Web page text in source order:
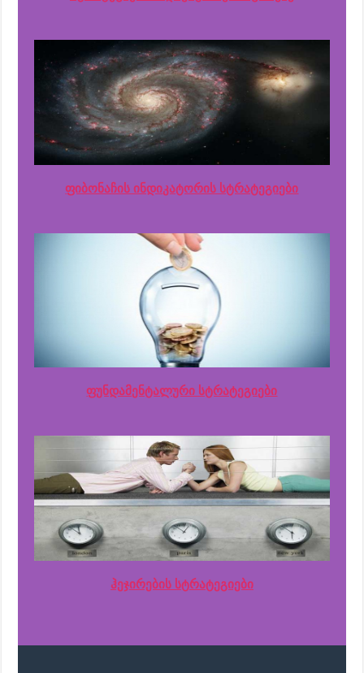
ფიბონაჩის ინდიკატორის სტრატეგიები
ფუნდამენტალური სტრატეგიები
ჰეჯირების სტრატეგიები